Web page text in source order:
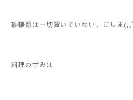
砂糖類は一切置いていない、ごしま
料理の甘みは